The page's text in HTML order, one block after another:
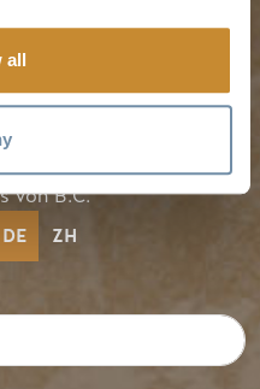
all
unangetasteten Land der
ist die Wahlheimat des
von B.C.
DE ZH